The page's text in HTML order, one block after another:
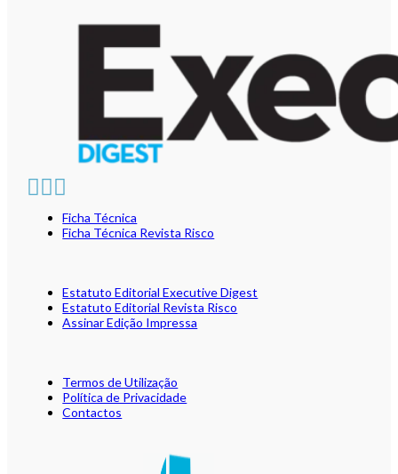
Ficha Técnica
Ficha Técnica Revista Risco
Estatuto Editorial Executive Digest
Estatuto Editorial Revista Risco
Assinar Edição Impressa
Termos de Utilização
Política de Privacidade
Contactos